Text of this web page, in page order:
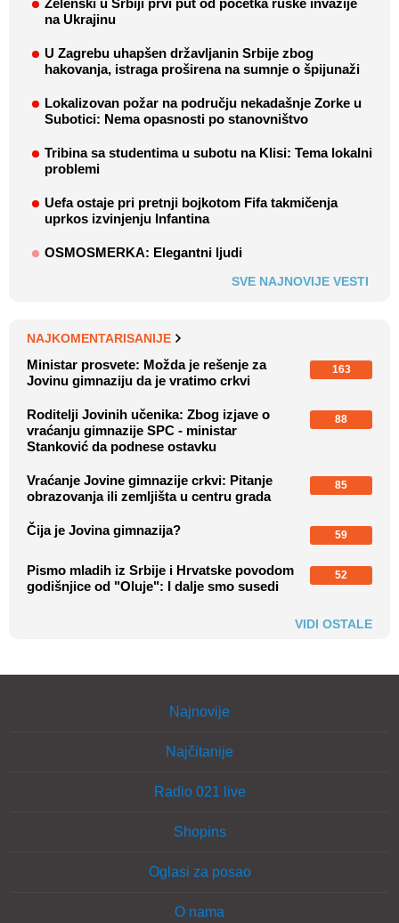
Zelenski u Srbiji prvi put od početka ruske invazije
na Ukrajinu
U Zagrebu uhapšen državljanin Srbije zbog
hakovanja, istraga proširena na sumnje o špijunaži
Lokalizovan požar na području nekadašnje Zorke u
Subotici: Nema opasnosti po stanovništvo
Tribina sa studentima u subotu na Klisi: Tema lokalni
problemi
Uefa ostaje pri pretnji bojkotom Fifa takmičenja
uprkos izvinjenju Infantina
OSMOSMERKA: Elegantni ljudi
SVE NAJNOVIJE VESTI
NAJKOMENTARISANIJE
Ministar prosvete: Možda je rešenje za
Jovinu gimnaziju da je vratimo crkvi
163
Roditelji Jovinih učenika: Zbog izjave o
vraćanju gimnazije SPC - ministar
Stanković da podnese ostavku
88
Vraćanje Jovine gimnazije crkvi: Pitanje
obrazovanja ili zemljišta u centru grada
85
Čija je Jovina gimnazija? 59
Pismo mladih iz Srbije i Hrvatske povodom
godišnjice od "Oluje": I dalje smo susedi
52
VIDI OSTALE
Najnovije
Najčitanije
Radio 021 live
Shopins
Oglasi za posao
O nama